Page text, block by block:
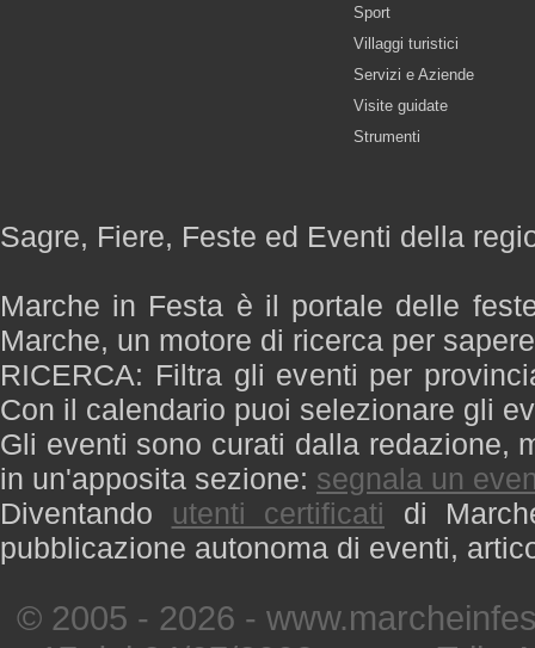
Sport
Villaggi turistici
Servizi e Aziende
Visite guidate
Strumenti
Sagre, Fiere, Feste ed Eventi della
Marche in Festa è il portale delle
Marche, un motore di ricerca per
RICERCA: Filtra gli eventi per
Con il calendario puoi selezionare gli
Gli eventi sono curati dalla redazione,
in un'apposita sezione: segnala un
Diventando utenti certificati di
pubblicazione autonoma di eventi,
© 2005 - 2026 -